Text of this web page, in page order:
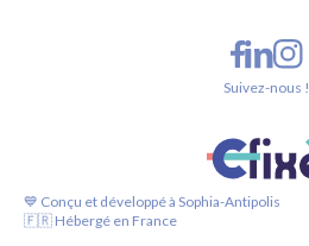
💙 Conçu et développé à Sophia-Antipolis
🇫🇷 Hébergé en France
Suivez-nous !